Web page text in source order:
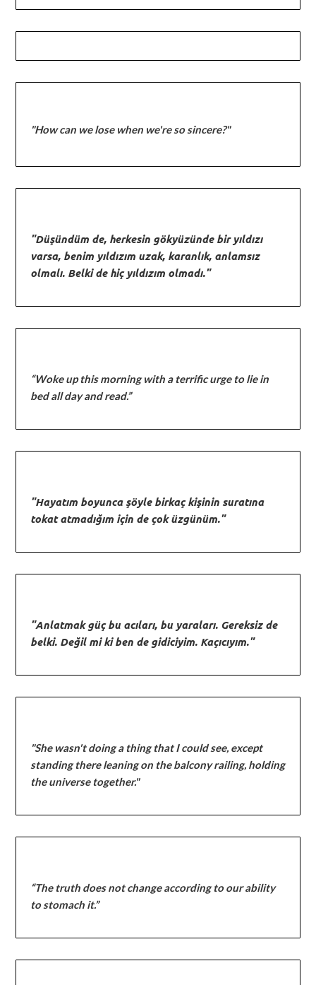
"How can we lose when we're so sincere?"
"Düşündüm de, herkesin gökyüzünde bir yıldızı
varsa, benim yıldızım uzak, karanlık, anlamsız
olmalı. Belki de hiç yıldızım olmadı."
“Woke up this morning with a terrific urge to lie in
bed all day and read.”
"Hayatım boyunca şöyle birkaç kişinin suratına
tokat atmadığım için de çok üzgünüm."
"Anlatmak güç bu acıları, bu yaraları. Gereksiz de
belki. Değil mi ki ben de gidiciyim. Kaçıcıyım."
"She wasn't doing a thing that I could see, except
standing there leaning on the balcony railing, holding
the universe together."
“The truth does not change according to our ability
to stomach it.”